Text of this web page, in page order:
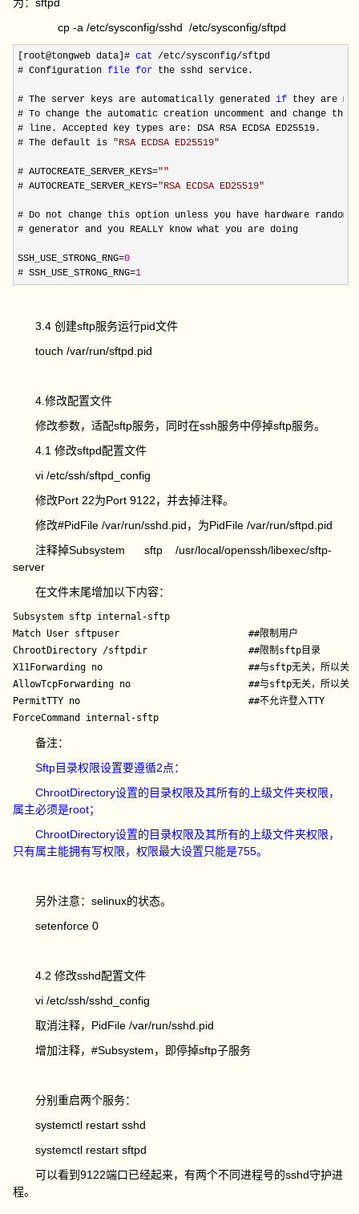
cp -a /etc/sysconfig/sshd /etc/sysconfig/sftpd
[root@tongweb data]# cat /etc/sysconfig/sftpd
# Configuration file for the sshd service.
# The server keys are automatically generated if they are
# To change the automatic creation uncomment and change the
# line. Accepted key types are: DSA RSA ECDSA ED25519.
# The default is "RSA ECDSA ED25519"
# AUTOCREATE_SERVER_KEYS=""
# AUTOCREATE_SERVER_KEYS="RSA ECDSA ED25519"
# Do not change this option unless you have hardware random
# generator and you REALLY know what you are doing
SSH_USE_STRONG_RNG=0
# SSH_USE_STRONG_RNG=1
3.4 创建sftp服务运行pid文件
touch /var/run/sftpd.pid
4.修改配置文件
修改参数，适配sftp服务，同时在ssh服务中停掉sftp服务。
4.1 修改sftpd配置文件
vi /etc/ssh/sftpd_config
修改Port 22为Port 9122，并去掉注释。
修改#PidFile /var/run/sshd.pid，为PidFile /var/run/sftpd.pid
注释掉Subsystem sftp /usr/local/openssh/libexec/sftp-
server
在文件末尾增加以下内容：
Subsystem sftp internal-sftp
Match User sftpuser                       ##限制用户
ChrootDirectory /sftpdir                  ##限制sftp目录
X11Forwarding no                          ##与sftp无关，所以关闭
AllowTcpForwarding no                     ##与sftp无关，所以关闭
PermitTTY no                              ##不允许登入TTY
备注：
Sftp目录权限设置要遵循2点：
ChrootDirectory设置的目录权限及其所有的上级文件夹权限，
属主必须是root；
ChrootDirectory设置的目录权限及其所有的上级文件夹权限，
只有属主能拥有写权限，权限最大设置只能是755。
另外注意：selinux的状态。
setenforce 0
4.2 修改sshd配置文件
vi /etc/ssh/sshd_config
取消注释，PidFile /var/run/sshd.pid
增加注释，#Subsystem，即停掉sftp子服务
分别重启两个服务：
systemctl restart sshd
systemctl restart sftpd
可以看到9122端口已经起来，有两个不同进程号的sshd守护进
程。